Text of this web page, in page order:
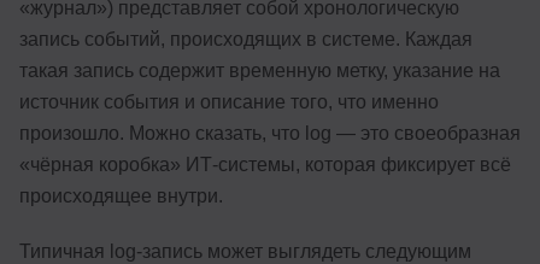
«журнал») представляет собой хронологическую
запись событий, происходящих в системе. Каждая
такая запись содержит временную метку, указание на
источник события и описание того, что именно
произошло. Можно сказать, что log — это своеобразная
«чёрная коробка» ИТ-системы, которая фиксирует всё
происходящее внутри.
Типичная log-запись может выглядеть следующим